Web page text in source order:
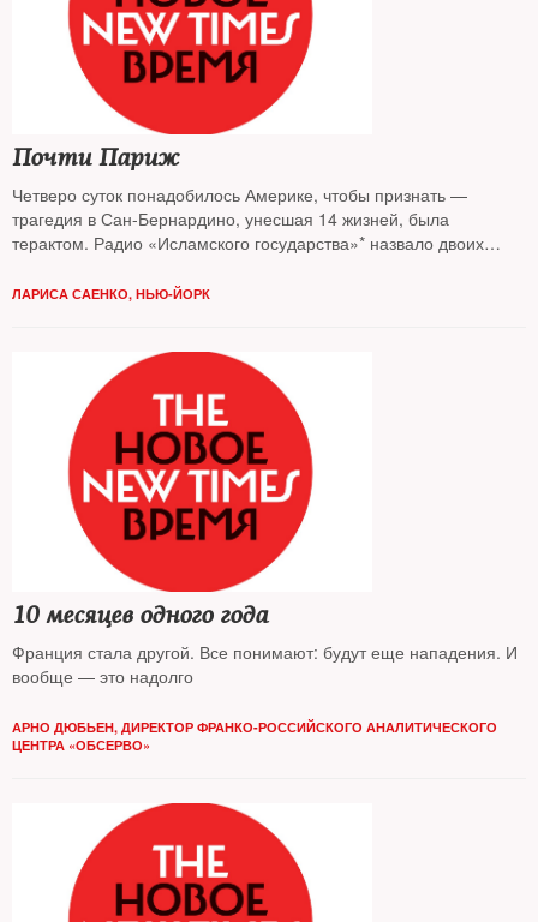
Почти Париж
Четверо суток понадобилось Америке, чтобы признать —
трагедия в Сан-Бернардино, унесшая 14 жизней, была
терактом. Радио «Исламского государства»* назвало двоих
ЛАРИСА САЕНКО, НЬЮ-ЙОРК
10 месяцев одного года
Франция стала другой. Все понимают: будут еще нападения. И
вообще — это надолго
АРНО ДЮБЬЕН, ДИРЕКТОР ФРАНКО-РОССИЙСКОГО АНАЛИТИЧЕСКОГО
ЦЕНТРА «ОБСЕРВО»